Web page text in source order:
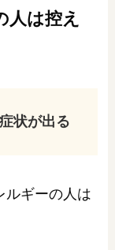
人は控え
状が出る
ルギーの人は